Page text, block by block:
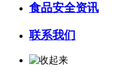
食品安全资讯
联系我们